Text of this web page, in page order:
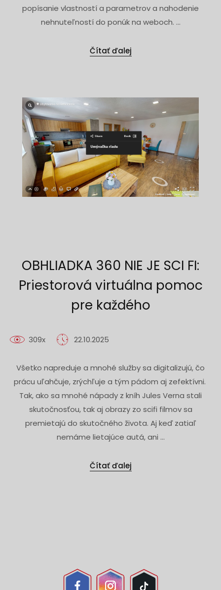
popísanie vlastností a parametrov a nahodenie
nehnuteľností do ponúk na weboch. ...
Čítať ďalej
OBHLIADKA 360 NIE JE SCI FI:
Priestorová virtuálna pomoc
pre každého
309x 22.10.2025
Všetko napreduje a mnohé služby sa digitalizujú, čo
prácu uľahčuje, zrýchľuje a tým pádom aj zefektívni.
Tak, ako sa mnohé nápady z kníh Jules Verna stali
skutočnosťou, tak aj obrazy zo scifi filmov sa
premietajú do skutočného života. Aj keď zatiaľ
nemáme lietajúce autá, ani ...
Čítať ďalej